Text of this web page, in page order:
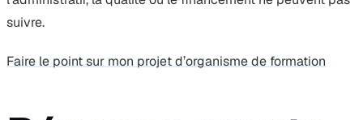
suivre.
Faire le point sur mon projet d’organisme de formation